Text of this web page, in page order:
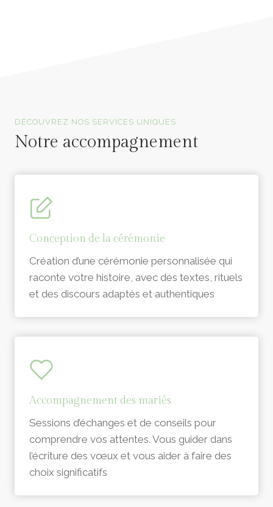
DÉCOUVREZ NOS SERVICES UNIQUES
Notre accompagnement
Conception de la cérémonie
Création d’une cérémonie personnalisée qui
raconte votre histoire, avec des textes, rituels
et des discours adaptés et authentiques
Accompagnement des mariés
Sessions d’échanges et de conseils pour
comprendre vos attentes. Vous guider dans
l’écriture des vœux et vous aider à faire des
choix significatifs